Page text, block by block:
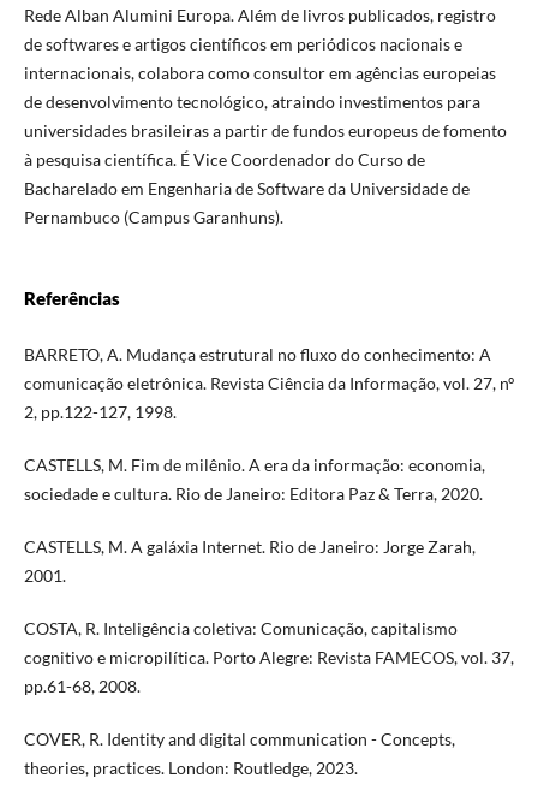
Rede Alban Alumini Europa. Além de livros publicados, registro
de softwares e artigos científicos em periódicos nacionais e
internacionais, colabora como consultor em agências europeias
de desenvolvimento tecnológico, atraindo investimentos para
universidades brasileiras a partir de fundos europeus de fomento
à pesquisa científica. É Vice Coordenador do Curso de
Bacharelado em Engenharia de Software da Universidade de
Pernambuco (Campus Garanhuns).
Referências
BARRETO, A. Mudança estrutural no fluxo do conhecimento: A
comunicação eletrônica. Revista Ciência da Informação, vol. 27, nº
2, pp.122-127, 1998.
CASTELLS, M. Fim de milênio. A era da informação: economia,
sociedade e cultura. Rio de Janeiro: Editora Paz & Terra, 2020.
CASTELLS, M. A galáxia Internet. Rio de Janeiro: Jorge Zarah,
2001.
COSTA, R. Inteligência coletiva: Comunicação, capitalismo
cognitivo e micropilítica. Porto Alegre: Revista FAMECOS, vol. 37,
pp.61-68, 2008.
COVER, R. Identity and digital communication - Concepts,
theories, practices. London: Routledge, 2023.